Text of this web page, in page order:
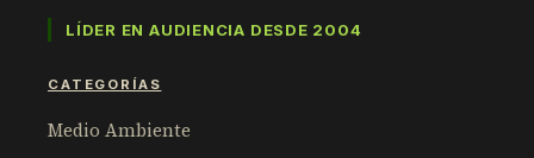
LÍDER EN AUDIENCIA DESDE 2004
CATEGORÍAS
Medio Ambiente